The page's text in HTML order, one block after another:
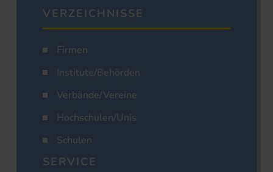
VERZEICHNISSE
Firmen
Institute/Behörden
Verbände/Vereine
Hochschulen/Unis
Schulen
SERVICE